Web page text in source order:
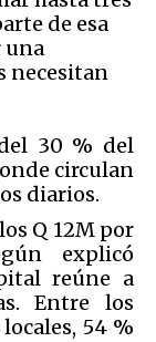
de esa
una
necesitan
30 % del
circulan
diarios.
Q 12M por
explicó
reúne a
Entre los
54 %